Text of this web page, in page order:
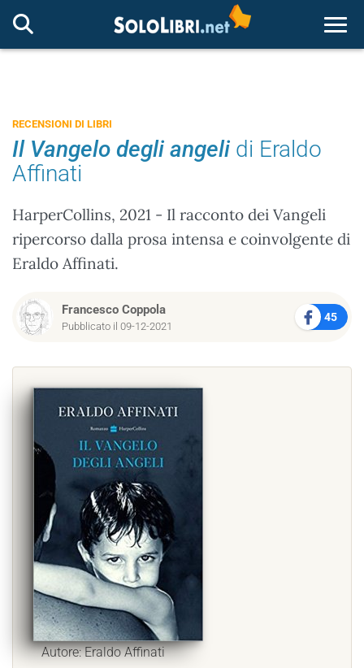
RECENSIONI DI LIBRI
Il Vangelo degli angeli di Eraldo
Affinati
HarperCollins, 2021 - Il racconto dei Vangeli
ripercorso dalla prosa intensa e coinvolgente di
Eraldo Affinati.
Francesco Coppola
Pubblicato il 09-12-2021
45
Autore: Eraldo Affinati